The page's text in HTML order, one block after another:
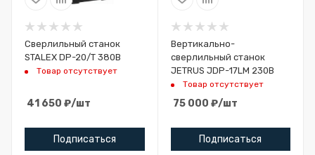
Сверлильный станок
STALEX DP-20/T 380В
Товар отсутствует
41 650 ₽/шт
Подписаться
Вертикально-
сверлильный станок
JETRUS JDP-17LM 230В
Товар отсутствует
75 000 ₽/шт
Подписаться